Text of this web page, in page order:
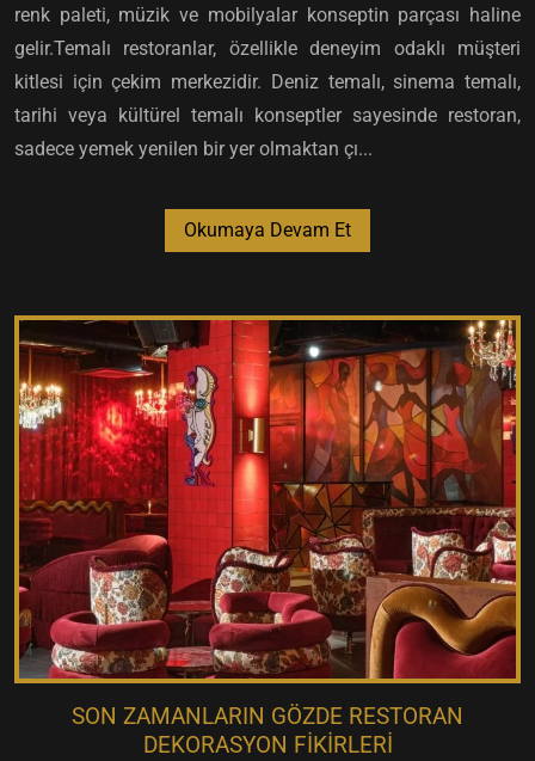
renk paleti, müzik ve mobilyalar konseptin parçası haline
gelir.Temalı restoranlar, özellikle deneyim odaklı müşteri
kitlesi için çekim merkezidir. Deniz temalı, sinema temalı,
tarihi veya kültürel temalı konseptler sayesinde restoran,
sadece yemek yenilen bir yer olmaktan çı...
Okumaya Devam Et
SON ZAMANLARIN GÖZDE RESTORAN
DEKORASYON FIKIRLERI